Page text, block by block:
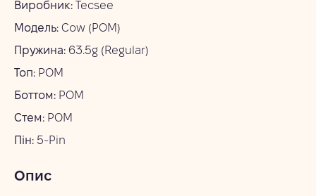
Виробник: Tecsee
Модель: Cow (POM)
Пружина: 63.5g (Regular)
Топ: POM
Боттом: POM
Стем: POM
Пін: 5-Pin
Опис